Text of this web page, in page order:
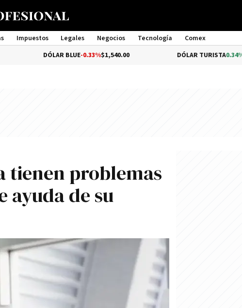
Impuestos Legales Negocios Tecnología
Comex
Management
DÓLAR BLUE-0.33%$1,540.00 DÓLAR TURISTA0.34%$1,976.00
tienen problemas
ayuda de su